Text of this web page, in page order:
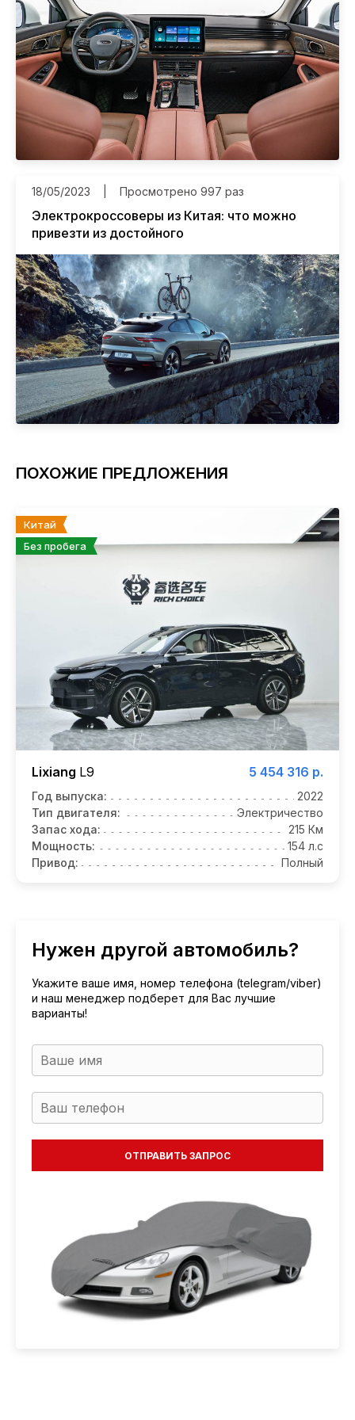
расскажут.
Для покупки авто необходимо заключить
договор и оформить заявку на подбор по
вашим критериям.
Наша компания оказывает полный спектр
услуг: поиск авто, подбор авто согласно
заявке, проверка автомобиля, полное
документальное сопровождение, помощь
при растаможке. Экономьте свое время и
деньги!
AMERICA MOTORS
работу профессионалам!
18/05/2023 Просмотрено 997 раз
Электрокроссоверы из Китая: что можно
привезти из достойного
ПОХОЖИЕ ПРЕДЛОЖЕНИЯ
Китай
Без пробега
Lixiang L9 5 454 316 р.
Год выпуска:
2022
Тип двигателя:
Электричество
Запас хода:
215 Км
Мощность:
154 л.с
Привод:
Полный
Нужен другой автомобиль?
Укажите ваше имя, номер телефона (telegram/viber)
и наш менеджер подберет для Вас лучшие
варианты!